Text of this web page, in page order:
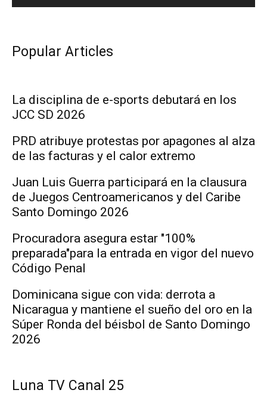
Popular Articles
La disciplina de e-sports debutará en los
JCC SD 2026
PRD atribuye protestas por apagones al alza
de las facturas y el calor extremo
Juan Luis Guerra participará en la clausura
de Juegos Centroamericanos y del Caribe
Santo Domingo 2026
Procuradora asegura estar "100%
preparada"para la entrada en vigor del nuevo
Código Penal
Dominicana sigue con vida: derrota a
Nicaragua y mantiene el sueño del oro en la
Súper Ronda del béisbol de Santo Domingo
2026
Luna TV Canal 25